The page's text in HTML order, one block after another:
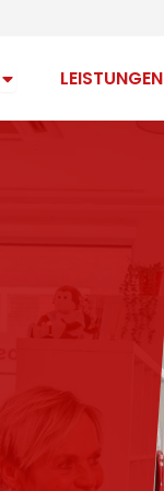
Open Anspruch
LEISTUNGEN